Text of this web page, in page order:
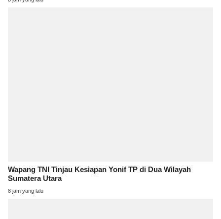
Wapang TNI Tinjau Kesiapan Yonif TP di Dua Wilayah
Sumatera Utara
8 jam yang lalu